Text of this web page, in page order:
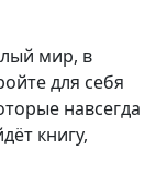
мир, в
для себя
навсегда
книгу,